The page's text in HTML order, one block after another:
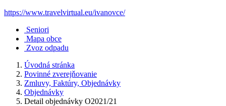
https://www.travelvirtual.eu/ivanovce/
Seniori
Mapa obce
Zvoz odpadu
Úvodná stránka
Povinné zverejňovanie
Zmluvy, Faktúry, Objednávky
Objednávky
Detail objednávky O2021/21